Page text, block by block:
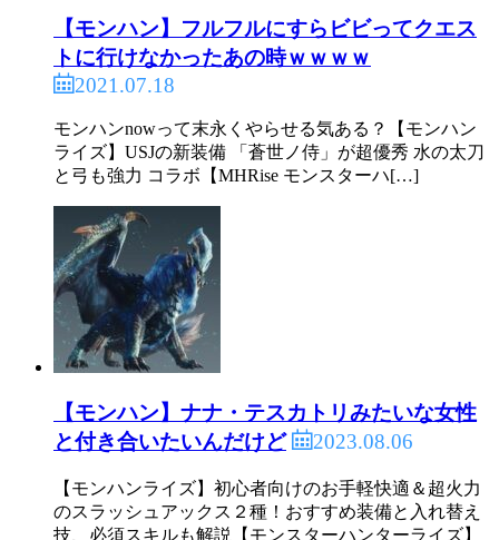
【モンハン】フルフルにすらビビってクエス
トに行けなかったあの時ｗｗｗｗ
2021.07.18
モンハンnowって末永くやらせる気ある？【モンハン
ライズ】USJの新装備 「蒼世ノ侍」が超優秀 水の太刀
と弓も強力 コラボ【MHRise モンスターハ[…]
【モンハン】ナナ・テスカトリみたいな女性
と付き合いたいんだけど
2023.08.06
【モンハンライズ】初心者向けのお手軽快適＆超火力
のスラッシュアックス２種！おすすめ装備と入れ替え
技、必須スキルも解説【モンスターハンターライズ】